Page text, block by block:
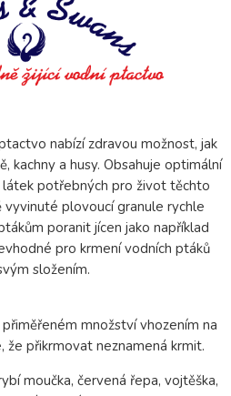
nabízí zdravou možnost, jak
kachny a husy. Obsahuje optimální
látek potřebných pro život těchto
vyvinuté plovoucí granule rychle
poranit jícen jako například
pro krmení vodních ptáků
složením.
množství vhozením na
že přikrmovat neznamená krmit.
moučka, červená řepa, vojtěška,